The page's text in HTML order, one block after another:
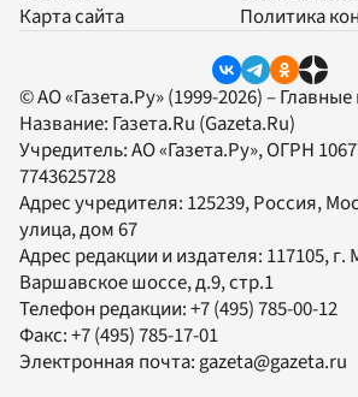
Карта сайта
Политика
© АО «Газета.Ру» (1999-2026) –
Название: Газета.Ru (Gazeta.Ru)
Учредитель:АО «Газета.Ру», ОГРН
7743625728
Адрес учредителя: 125239, Россия,
улица, дом 67
Адрес редакции и издателя: 117105, г.
Варшавское шоссе, д.9, стр.1
Телефон редакции:+7 (495) 785-00-12
Факс:+7 (495) 785-17-01
Электронная почта: gazeta@gazeta.ru